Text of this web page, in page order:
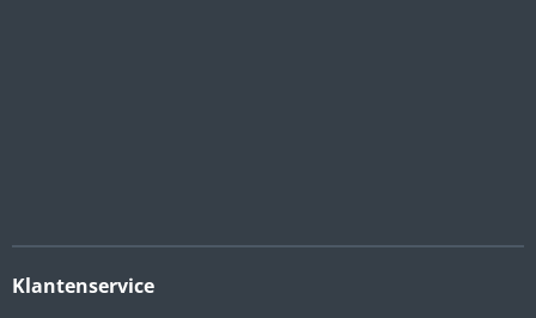
Klantenservice